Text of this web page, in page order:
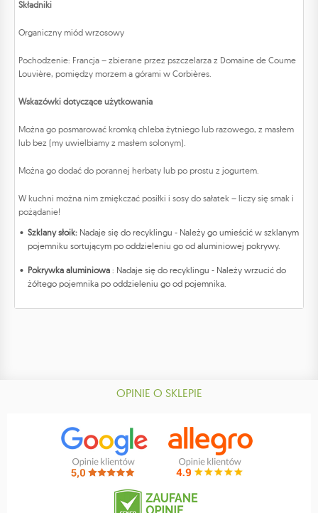
Składniki
Organiczny miód wrzosowy
Pochodzenie: Francja – zbierane przez pszczelarza z Domaine de Coume
Louvière, pomiędzy morzem a górami w Corbières.
Wskazówki dotyczące użytkowania
Można go posmarować kromką chleba żytniego lub razowego, z masłem
lub bez (my uwielbiamy z masłem solonym).
Można go dodać do porannej herbaty lub po prostu z jogurtem.
W kuchni można nim zmiękczać posiłki i sosy do sałatek – liczy się smak i
pożądanie!
Szklany słoik: Nadaje się do recyklingu - Należy go umieścić w szklanym
pojemniku sortującym po oddzieleniu go od aluminiowej pokrywy.
Pokrywka aluminiowa : Nadaje się do recyklingu - Należy wrzucić do
żółtego pojemnika po oddzieleniu go od pojemnika.
OPINIE O SKLEPIE